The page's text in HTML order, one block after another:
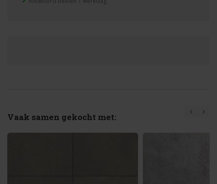
Vaak samen gekocht met: